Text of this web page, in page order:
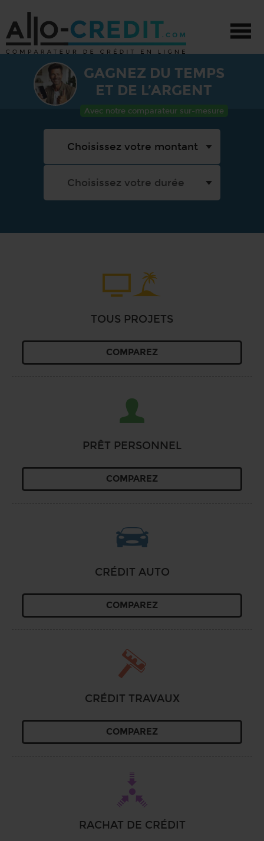
CRÉDIT - TOUS PROJETS
CRÉDIT TRAVAUX
PROMOTIONS
GAGNEZ DU TEMPS
ET DE L’ARGENT
Avec notre comparateur sur-mesure
TOUS PROJETS
COMPAREZ
PRÊT PERSONNEL
COMPAREZ
CRÉDIT AUTO
COMPAREZ
CRÉDIT TRAVAUX
COMPAREZ
RACHAT DE CRÉDIT